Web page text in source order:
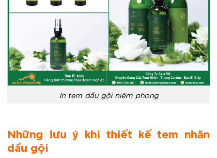
In tem dầu gội niêm phong
Những lưu ý khi thiết kế tem nhãn
dầu gội